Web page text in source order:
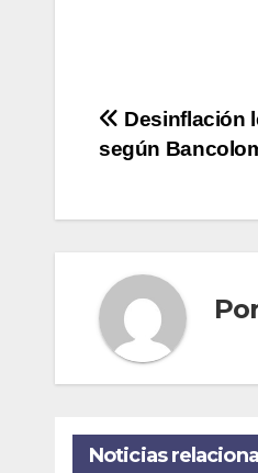
de
entradas
Desinflación
según
Noticias